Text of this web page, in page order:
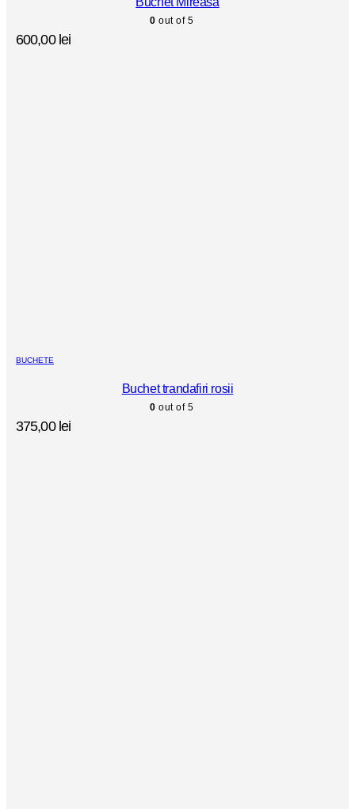
0 out of 5
600,00 lei
BUCHETE
Buchet trandafiri rosii
0 out of 5
375,00 lei